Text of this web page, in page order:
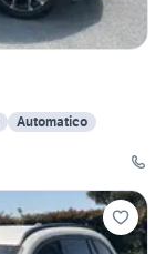
Automatico